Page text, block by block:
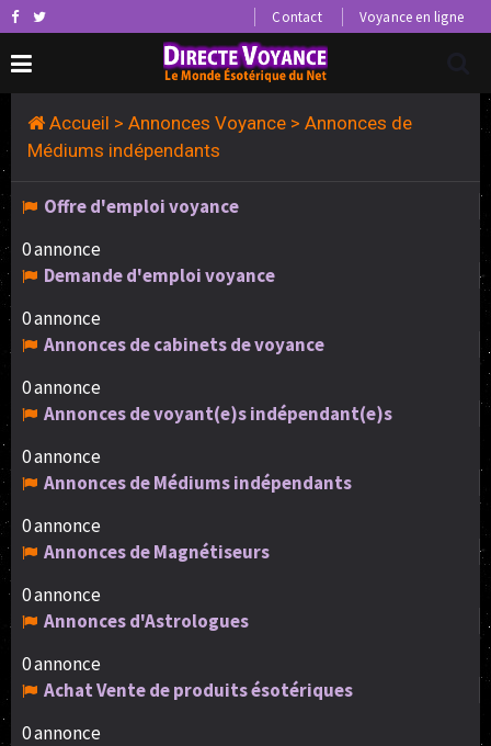
Contact Voyance en ligne
Accueil > Annonces Voyance > Annonces de
Médiums indépendants
Offre d'emploi voyance
0 annonce
Demande d'emploi voyance
0 annonce
Annonces de cabinets de voyance
0 annonce
Annonces de voyant(e)s indépendant(e)s
0 annonce
Annonces de Médiums indépendants
0 annonce
Annonces de Magnétiseurs
0 annonce
Annonces d'Astrologues
0 annonce
Achat Vente de produits ésotériques
0 annonce